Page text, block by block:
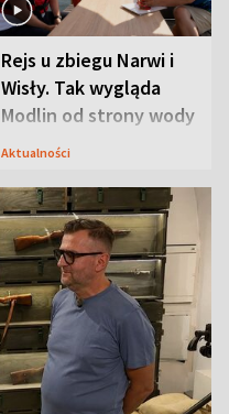
Rejs u zbiegu Narwi i
Wisły. Tak wygląda
Modlin od strony wody
Aktualności